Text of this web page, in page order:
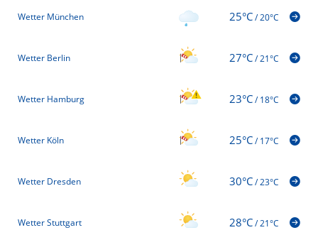
Wetter München 25°C/20°C
Wetter Berlin 27°C/21°C
Wetter Hamburg 23°C/18°C
Wetter Köln 25°C/17°C
Wetter Dresden 30°C/23°C
Wetter Stuttgart 28°C/21°C